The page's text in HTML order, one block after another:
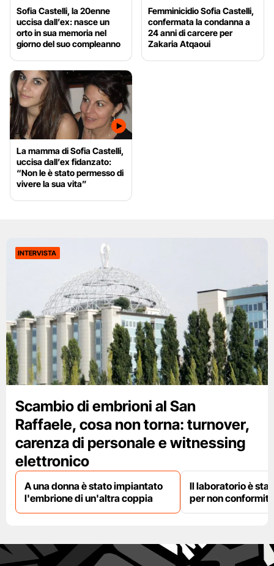
Sofia Castelli, la 20enne
uccisa dall’ex: nasce un
orto in sua memoria nel
giorno del suo compleanno
Femminicidio Sofia Castelli,
confermata la condanna a
24 anni di carcere per
Zakaria Atqaoui
La mamma di Sofia Castelli,
uccisa dall’ex fidanzato:
“Non le è stato permesso di
vivere la sua vita”
INTERVISTA
Scambio di embrioni al San
Raffaele, cosa non torna: turnover,
carenza di personale e witnessing
elettronico
A una donna è stato impiantato
l'embrione di un'altra coppia
Il laboratorio è
per non